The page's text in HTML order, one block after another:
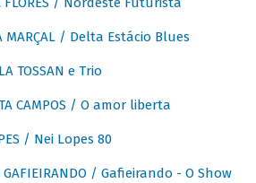
MARÇAL / Delta Estácio Blues
TOSSAN e Trio
CAMPOS / O amor liberta
/ Nei Lopes 80
GAFIEIRANDO / Gafieirando - O Show